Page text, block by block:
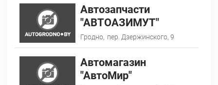
Автозапчасти
"АВТОАЗИМУТ"
Гродно, пер. Дзержинского, 9
Автомагазин
"АвтоМир"